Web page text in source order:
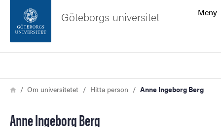
Sidfoten
Meny
Göteborgs universitet
Länkstig
HemOm universitetet Hitta person Anne Ingeborg Berg
Anne Ingeborg Berg